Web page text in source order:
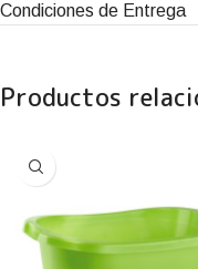
Condiciones de Entrega
Productos